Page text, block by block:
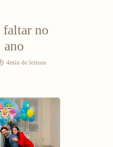
faltar no
ano
4min de leitura